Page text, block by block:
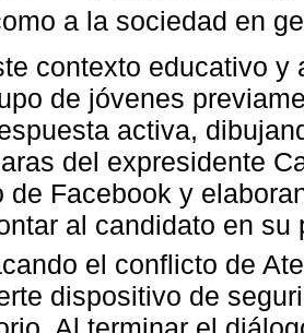
a la sociedad en
contexto educativo
de jóvenes
activa,
del expresidente
de Facebook y
al candidato en
el conflicto de
dispositivo de